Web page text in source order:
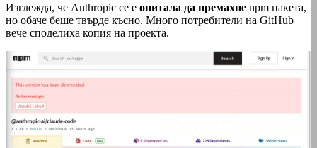
Изглежда, че Anthropic се е опитала да премахне npm пакета,
но обаче беше твърде късно. Много потребители на GitHub
вече споделиха копия на проекта.